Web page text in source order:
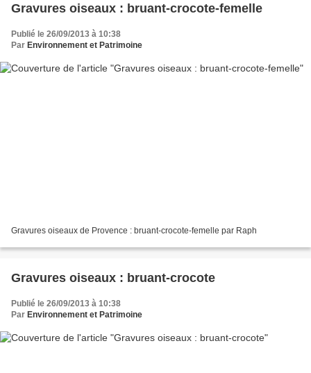
Gravures oiseaux : bruant-crocote-femelle
Publié le 26/09/2013 à 10:38
Par Environnement et Patrimoine
Gravures oiseaux de Provence : bruant-crocote-femelle par Raph
Gravures oiseaux : bruant-crocote
Publié le 26/09/2013 à 10:38
Par Environnement et Patrimoine